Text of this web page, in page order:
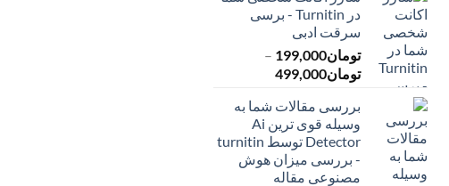
تا
در Turnitin - برسی
سرقت ادبی
تومان199,000
–
تومان499,000محدوده
تومان199,000
تا
تومان499,000
بررسی مقالات شما به
وسیله قوی ترین Ai
Detector توسط turnitin
- بررسی میزان هوش
مصنوعی مقاله